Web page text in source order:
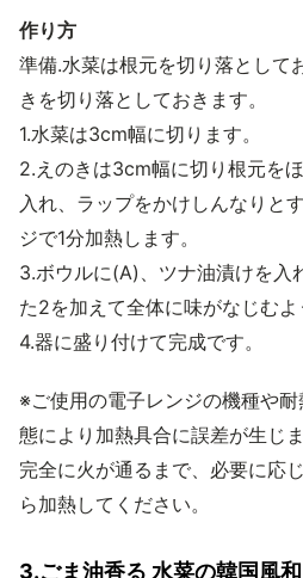
作り方
準備.水菜は根元を切り落として
きを切り落としておきます。
1.水菜は3cm幅に切ります。
2.えのきは3cm幅に切り根元を
入れ、ラップをかけしんなりと
ジで1分加熱します。
3.ボウルに(A)、ツナ油漬けを入
た2を加えて全体に味がなじむよ
4.器に盛り付けて完成です。
※ご使用の電子レンジの機種や
態により加熱具合に誤差が生じ
完全に火が通るまで、必要に応
ら加熱してください。
3.ごま油香る 水菜の韓国風